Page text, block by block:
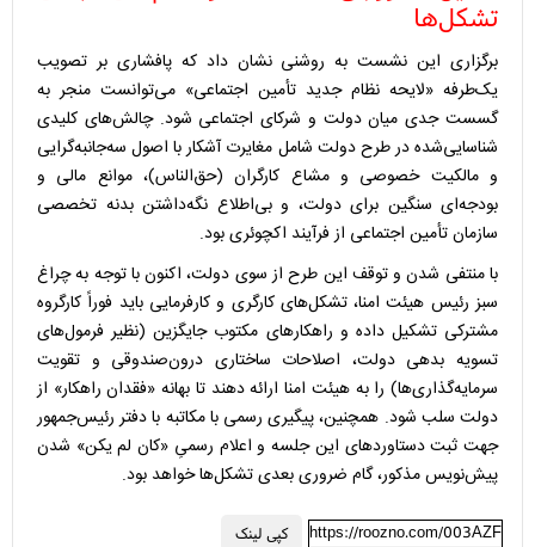
تشکل‌ها
برگزاری این نشست به روشنی نشان داد که پافشاری بر تصویب
یک‌طرفه «لایحه نظام جدید تأمین اجتماعی» می‌توانست منجر به
گسست جدی میان دولت و شرکای اجتماعی شود. چالش‌های کلیدی
شناسایی‌شده در طرح دولت شامل مغایرت آشکار با اصول سه‌جانبه‌گرایی
و مالکیت خصوصی و مشاع کارگران (حق‌الناس)، موانع مالی و
بودجه‌ای سنگین برای دولت، و بی‌اطلاع نگه‌داشتن بدنه تخصصی
سازمان تأمین اجتماعی از فرآیند اکچوئری بود.
با منتفی شدن و توقف این طرح از سوی دولت، اکنون با توجه به چراغ
سبز رئیس هیئت امنا، تشکل‌های کارگری و کارفرمایی باید فوراً کارگروه
مشترکی تشکیل داده و راهکارهای مکتوب جایگزین (نظیر فرمول‌های
تسویه بدهی دولت، اصلاحات ساختاری درون‌صندوقی و تقویت
سرمایه‌گذاری‌ها) را به هیئت امنا ارائه دهند تا بهانه «فقدان راهکار» از
دولت سلب شود. همچنین، پیگیری رسمی با مکاتبه با دفتر رئیس‌جمهور
جهت ثبت دستاوردهای این جلسه و اعلام رسمیِ «کان لم یکن» شدن
پیش‌نویس مذکور، گام ضروری بعدی تشکل‌ها خواهد بود.
کپی لینک https://roozno.com/003AZF